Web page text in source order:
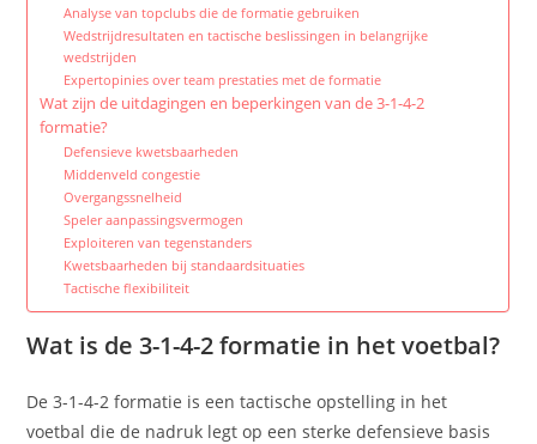
Analyse van topclubs die de formatie gebruiken
Wedstrijdresultaten en tactische beslissingen in belangrijke
wedstrijden
Expertopinies over team prestaties met de formatie
Wat zijn de uitdagingen en beperkingen van de 3-1-4-2
formatie?
Defensieve kwetsbaarheden
Middenveld congestie
Overgangssnelheid
Speler aanpassingsvermogen
Exploiteren van tegenstanders
Kwetsbaarheden bij standaardsituaties
Tactische flexibiliteit
Wat is de 3-1-4-2 formatie in het voetbal?
De 3-1-4-2 formatie is een tactische opstelling in het
voetbal die de nadruk legt op een sterke defensieve basis